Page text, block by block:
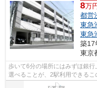
8万
都営
東急
東急
築17
東京
歩いて6分の場所にはみずほ銀
選べることが、2駅利用できる
る物件です。こちらの物件はマン